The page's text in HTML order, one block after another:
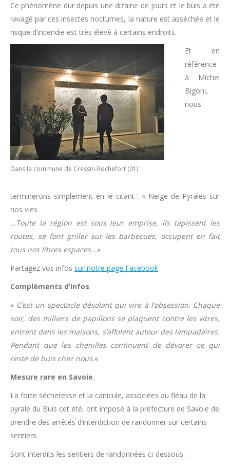
Ce phénomène dur depuis une dizaine de jours et le buis a été
ravagé par ces insectes nocturnes, la nature est asséchée et le
risque d’incendie est très élevé à certains endroits.
Dans la commune de Cressin-Rochefort (01)
Et en
référence
à Michel
Bigoni,
nous
terminerons simplement en le citant : « Neige de Pyrales sur
nos vies
…Toute la région est sous leur emprise, ils tapissent les
routes, se font griller sur les barbecues, occupent en fait
tous nos libres espaces…»
Partagez vos infos sur notre page Facebook
Compléments d’infos
« C’est un spectacle désolant qui vire à l’obsession. Chaque
soir, des milliers de papillons se plaquent contre les vitres,
entrent dans les maisons, s’affolent autour des lampadaires.
Pendant que les chenilles continuent de dévorer ce qui
reste de buis chez nous.«
Mesure rare en Savoie.
La forte sécheresse et la canicule, associées au fléau de la
pyrale du Buis cet été, ont imposé à la préfecture de Savoie de
prendre des arrêtés d’interdiction de randonner sur certains
sentiers.
Sont interdits les sentiers de randonnées ci-dessous :